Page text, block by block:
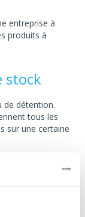
entreprise à
produits à
stock
de détention.
tous les
sur une certaine